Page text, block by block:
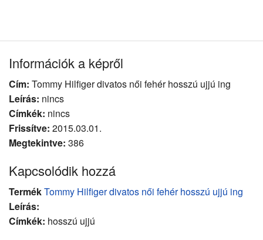
Információk a képről
Cím: Tommy Hilfiger divatos női fehér hosszú ujjú ing
Leírás: nincs
Címkék: nincs
Frissítve: 2015.03.01.
Megtekintve: 386
Kapcsolódik hozzá
TermékTommy Hilfiger divatos női fehér hosszú ujjú ing
Leírás:
Címkék: hosszú ujjú